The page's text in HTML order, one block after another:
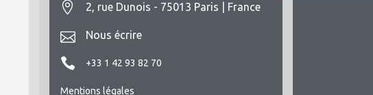
2, rue Dunois - 75013 Paris | France
Nous écrire
+33 1 42 93 82 70
Mentions légales